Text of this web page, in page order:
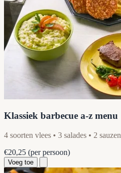
Klassiek barbecue a-z menu
4 soorten vlees • 3 salades • 2 sauzen
€20,25 (per persoon)
Voeg toe